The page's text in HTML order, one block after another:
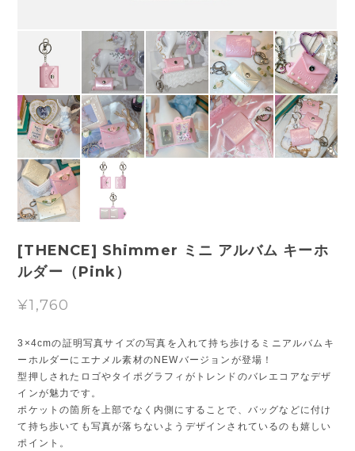
[THENCE] Shimmer ミニ アルバム キーホ
ルダー（Pink）
¥1,760
3×4cmの証明写真サイズの写真を入れて持ち歩けるミニアルバムキ
ーホルダーにエナメル素材のNEWバージョンが登場！
型押しされたロゴやタイポグラフィがトレンドのバレエコアなデザ
インが魅力です。
ポケットの箇所を上部でなく内側にすることで、バッグなどに付け
て持ち歩いても写真が落ちないようデザインされているのも嬉しい
ポイント。